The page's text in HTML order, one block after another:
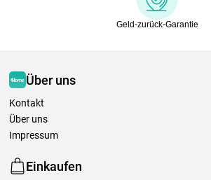
Geld-zurück-Garantie
Über uns
Kontakt
Über uns
Impressum
Einkaufen